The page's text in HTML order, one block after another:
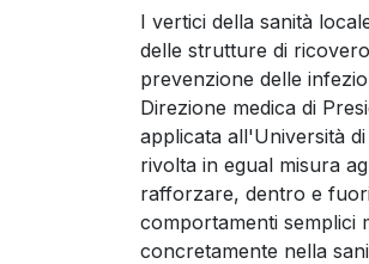
I vertici della sanità
delle strutture di
prevenzione delle
Direzione medica di
applicata all'Università
rivolta in egual misura
rafforzare, dentro e
comportamenti semplici
concretamente nella